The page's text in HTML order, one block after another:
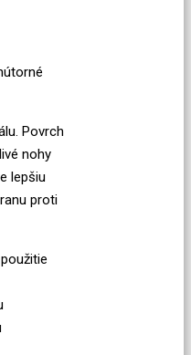
Povrch
nohy
lepšiu
proti